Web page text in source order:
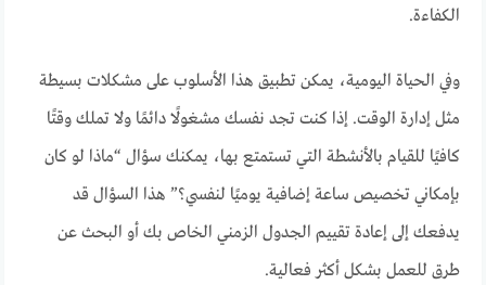
الكفاءة.
وفي الحياة اليومية، يمكن تطبيق هذا الأسلوب على مشكلات بسيطة
مثل إدارة الوقت. إذا كنت تجد نفسك مشغولًا دائمًا ولا تملك وقتًا
كافيًا للقيام بالأنشطة التي تستمتع بها، يمكنك سؤال “ماذا لو كان
بإمكاني تخصيص ساعة إضافية يوميًا لنفسي؟” هذا السؤال قد
يدفعك إلى إعادة تقييم الجدول الزمني الخاص بك أو البحث عن
طرق للعمل بشكل أكثر فعالية.